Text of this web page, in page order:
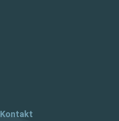
Kontakt